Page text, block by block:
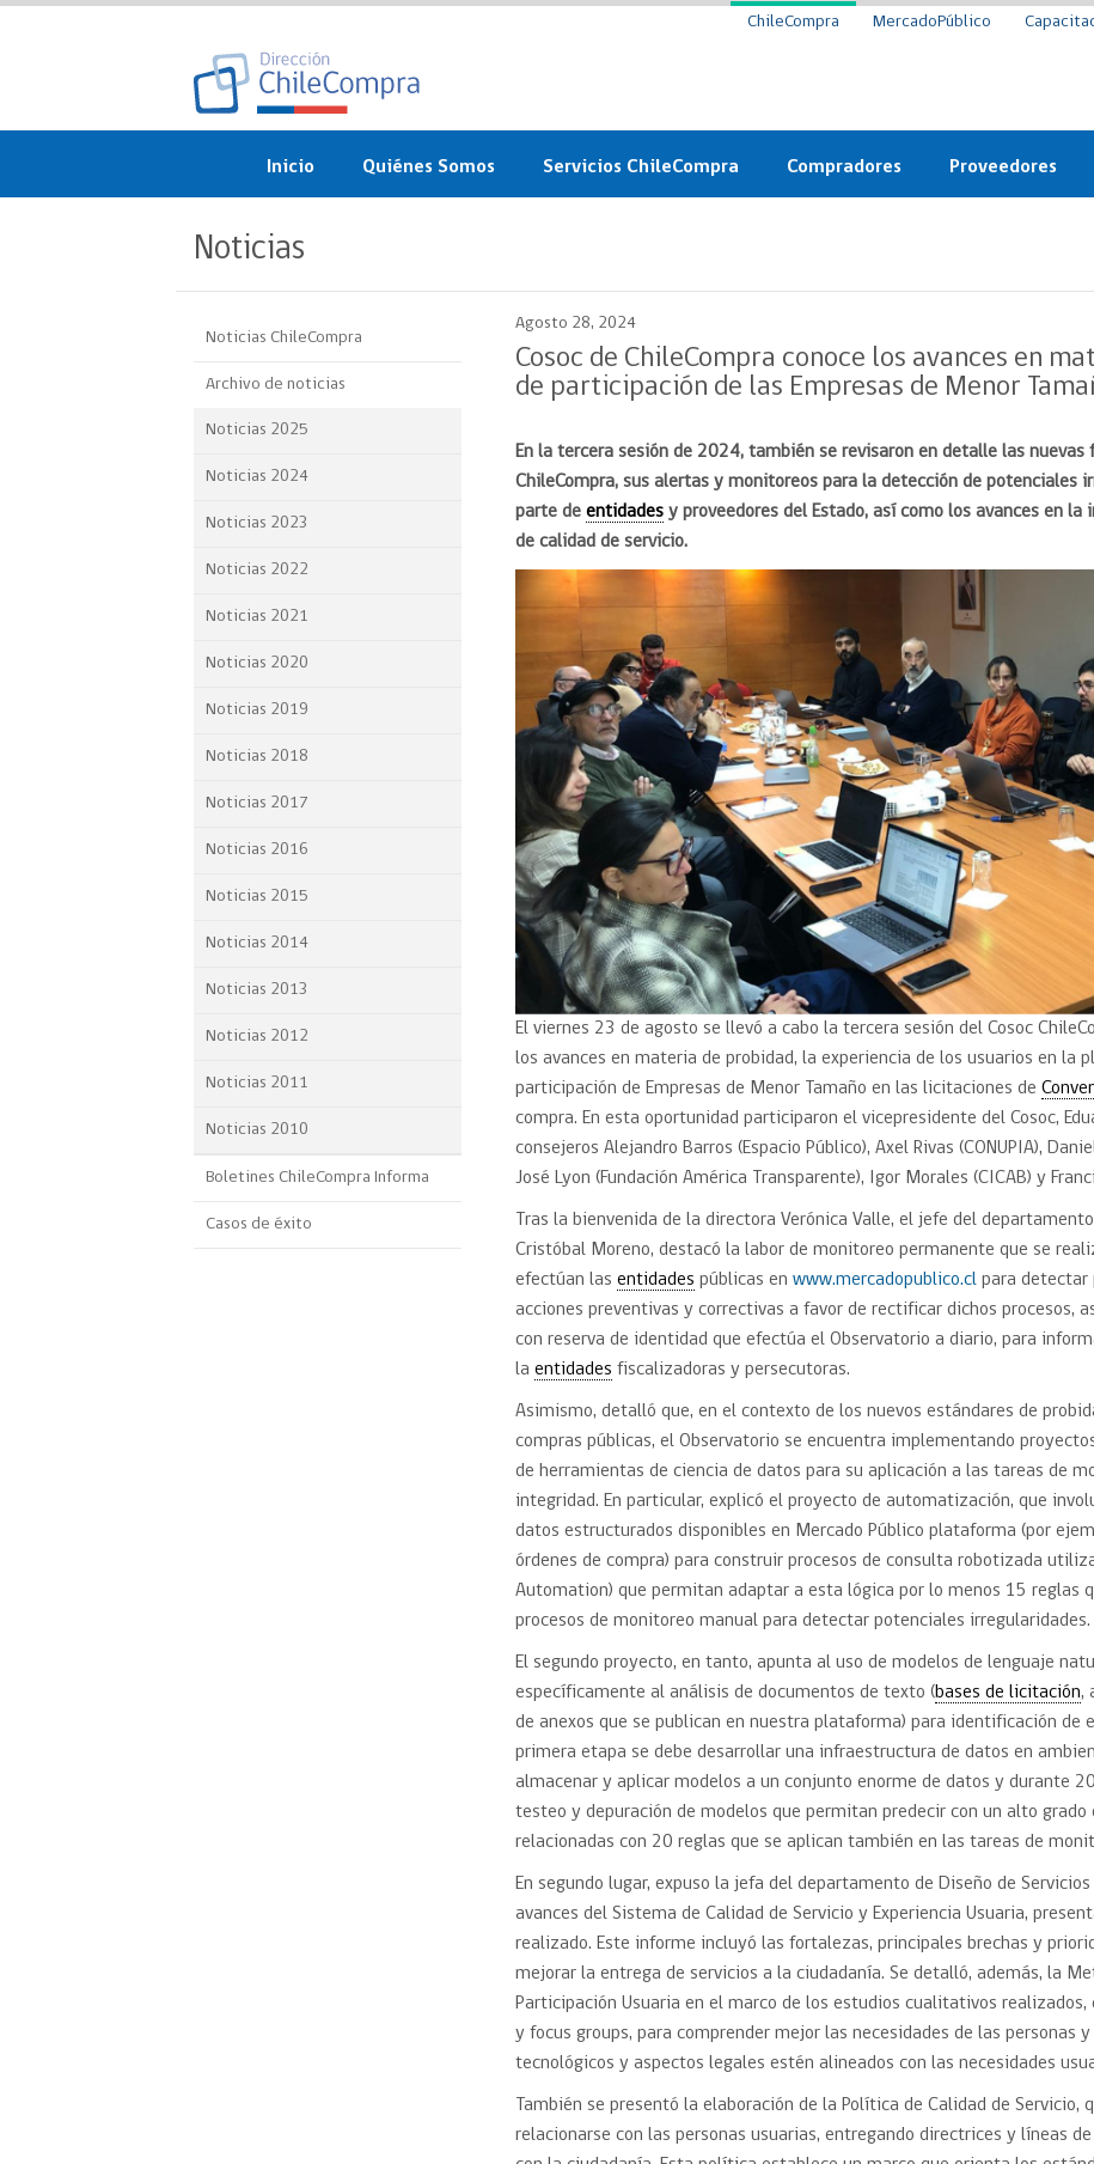
ChileCompra MercadoPúblico
Inicio Quiénes Somos
objetivos
Organigrama
Participación Ciudadana
Sé parte de nuestro equipo
Servicios ChileCompra
ChileCompra
Eficiencia
Capacitación ChileCompra:
Certificación competencias
Centro de Ayuda
Asesorías estratégicas
Compras Coordinadas
Datos Abiertos
API de Mercado Público
Ciberseguridad
Emergencias
Compradores
Circular
Compra Ágil
Tipos de Licitaciones
Bases Tipo de Licitación
Convenio Marco
electrónica
Compra Pública de
Innovación
Gestión de Contratos
Compras públicas con
perspectiva de género
Proveedores
Licitaciones
Convenio Marco
Subasta inversa
electrónica
Requisitos para
Sello Empresa
Noticias
Noticias ChileCompra
Archivo de noticias
Noticias 2025
Noticias 2024
Noticias 2023
Noticias 2022
Noticias 2021
Noticias 2020
Noticias 2019
Noticias 2018
Noticias 2017
Noticias 2016
Noticias 2015
Noticias 2014
Noticias 2013
Noticias 2012
Noticias 2011
Noticias 2010
Boletines ChileCompra Informa
Casos de éxito
Agosto 28, 2024
Cosoc de ChileCompra conoce los avances en
de participación de las Empresas de Menor
En la tercera sesión de 2024, también se revisaron en detalle las nuevas
ChileCompra, sus alertas y monitoreos para la detección de potenciales
parte deentidades y proveedores del Estado, así como los avances en
de calidad de servicio.
El viernes 23 de agosto se llevó a cabo la tercera sesión del Cosoc
los avances en materia de probidad, la experiencia de los usuarios en la
participación de Empresas de Menor Tamaño en las licitaciones de
compra. En esta oportunidad participaron el vicepresidente del Cosoc,
consejeros Alejandro Barros (Espacio Público), Axel Rivas (CONUPIA),
José Lyon (Fundación América Transparente), Igor Morales (CICAB) y
Tras la bienvenida de la directora Verónica Valle, el jefe del
Cristóbal Moreno, destacó la labor de monitoreo permanente que se
efectúan lasentidades públicas enwww.mercadopublico.cl para detectar
acciones preventivas y correctivas a favor de rectificar dichos procesos,
con reserva de identidad que efectúa el Observatorio a diario, para
laentidades fiscalizadoras y persecutoras.
Asimismo, detalló que, en el contexto de los nuevos estándares de
compras públicas, el Observatorio se encuentra implementando
de herramientas de ciencia de datos para su aplicación a las tareas de
integridad. En particular, explicó el proyecto de automatización, que
datos estructurados disponibles en Mercado Público plataforma (por
órdenes de compra) para construir procesos de consulta robotizada
Automation) que permitan adaptar a esta lógica por lo menos 15 reglas
procesos de monitoreo manual para detectar potenciales irregularidades.
El segundo proyecto, en tanto, apunta al uso de modelos de lenguaje
específicamente al análisis de documentos de texto (bases de licitación,
de anexos que se publican en nuestra plataforma) para identificación de
primera etapa se debe desarrollar una infraestructura de datos en
almacenar y aplicar modelos a un conjunto enorme de datos y durante
testeo y depuración de modelos que permitan predecir con un alto
relacionadas con 20 reglas que se aplican también en las tareas de
En segundo lugar, expuso la jefa del departamento de Diseño de
avances del Sistema de Calidad de Servicio y Experiencia Usuaria,
realizado. Este informe incluyó las fortalezas, principales brechas y
mejorar la entrega de servicios a la ciudadanía. Se detalló, además, la
Participación Usuaria en el marco de los estudios cualitativos
y focus groups, para comprender mejor las necesidades de las personas
tecnológicos y aspectos legales estén alineados con las necesidades
También se presentó la elaboración de la Política de Calidad de
relacionarse con las personas usuarias, entregando directrices y líneas